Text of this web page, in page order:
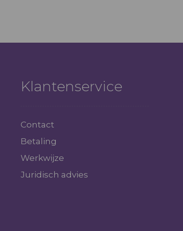
Klantenservice
Contact
Betaling
Werkwijze
Juridisch advies